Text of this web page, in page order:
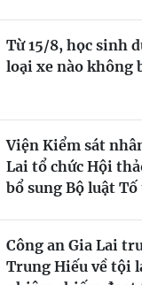
Từ 15/8, học sinh
loại xe nào không
Viện Kiểm sát
Lai tổ chức Hội
bổ sung Bộ luật
Công an Gia Lai
Trung Hiếu về tội